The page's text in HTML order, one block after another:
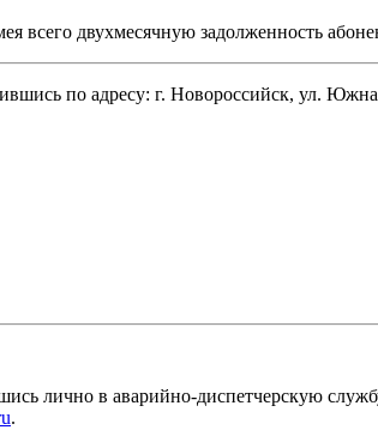
двухмесячную задолженность
по адресу: г. Новороссийск, ул.
лично в аварийно-диспетчерскую
.